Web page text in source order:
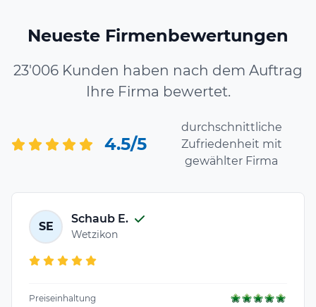
Neueste Firmenbewertungen
23'006 Kunden haben nach dem Auftrag
Ihre Firma bewertet.
4.5/5
durchschnittliche
Zufriedenheit mit
gewählter Firma
SE
Schaub E.
Wetzikon
Preiseinhaltung